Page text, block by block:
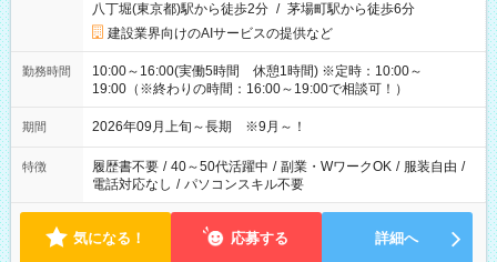
八丁堀(東京都)駅から徒歩2分 / 茅場町駅から徒歩6分
建設業界向けのAIサービスの提供など
勤務時間
10:00～16:00(実働5時間 休憩1時間) ※定時：10:00～
19:00（※終わりの時間：16:00～19:00で相談可！）
期間 2026年09月上旬～長期 ※9月～！
特徴 履歴書不要 / 40～50代活躍中 / 副業・WワークOK / 服装自由 /
電話対応なし / パソコンスキル不要
気になる！ 応募する 詳細へ